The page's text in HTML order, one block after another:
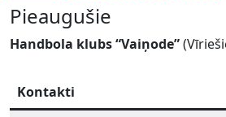
Pieaugušie
Handbola klubs “Vaiņode”
Kontakti